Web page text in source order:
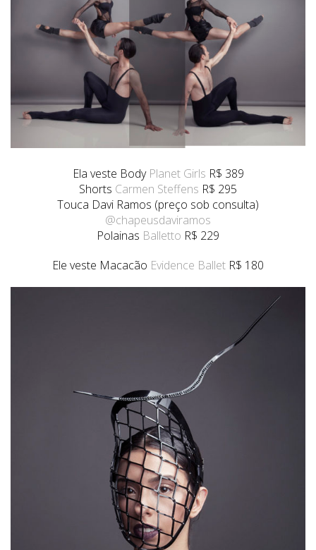
Ela veste Body Planet Girls R$ 389
Shorts Carmen Steffens R$ 295
Touca Davi Ramos (preço sob consulta)
@chapeusdaviramos
Polainas Balletto R$ 229
Ele veste Macacão Evidence Ballet R$ 180